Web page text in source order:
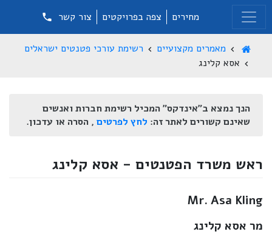
מחירים צפה בפרויקטים צור קשר
מאמרים מקצועיים
רשימת עורכי פטנטים ישראלים
אסא קלינג
הנך נמצא ב"אינדקס" המכיל רשימת חברות ואנשים
שאינם קשורים לאתר זה: לחץ לפרטים , הסרה או עדכון.
ראש משרד הפטנטים - אסא קלינג
Mr. Asa Kling
מר אסא קלינג